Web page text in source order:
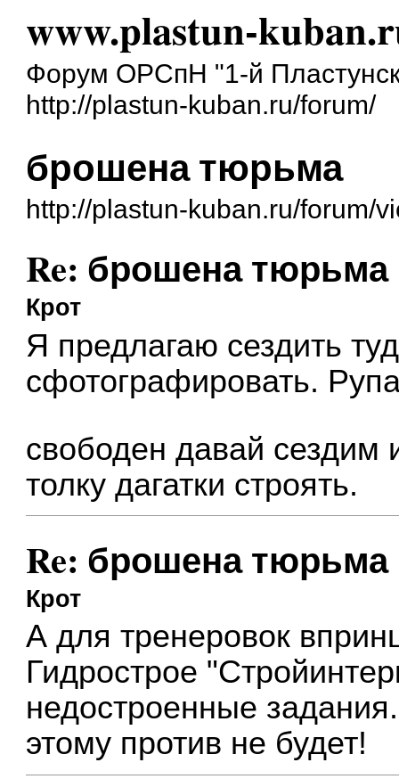
www.plastun-
Форум ОРСпН "1-й
http://plastun-kuban.ru/forum/
брошена тюрьма
http://plastun-kuban.ru/forum/
Re: брошена тюрьма
Крот
Я предлагаю сездить
сфотографировать.
свободен давай сездим
толку дагатки строять.
Re: брошена тюрьма
Крот
А для тренеровок
Гидрострое
недостроенные
этому против не будет!